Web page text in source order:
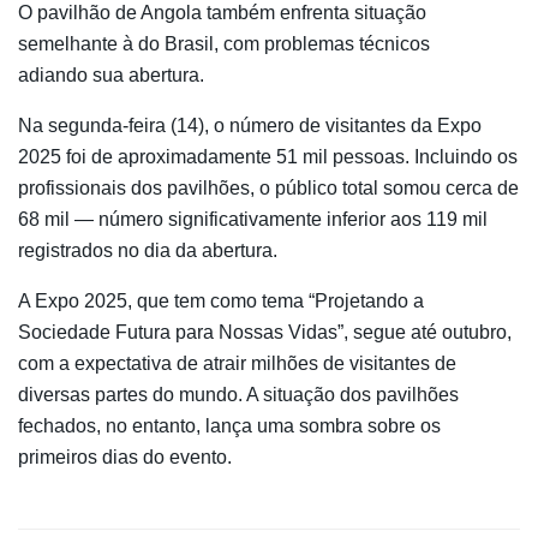
O pavilhão de Angola também enfrenta situação
semelhante à do Brasil, com problemas técnicos
adiando sua abertura.
Na segunda-feira (14), o número de visitantes da Expo
2025 foi de aproximadamente 51 mil pessoas. Incluindo os
profissionais dos pavilhões, o público total somou cerca de
68 mil — número significativamente inferior aos 119 mil
registrados no dia da abertura.
A Expo 2025, que tem como tema “Projetando a
Sociedade Futura para Nossas Vidas”, segue até outubro,
com a expectativa de atrair milhões de visitantes de
diversas partes do mundo. A situação dos pavilhões
fechados, no entanto, lança uma sombra sobre os
primeiros dias do evento.